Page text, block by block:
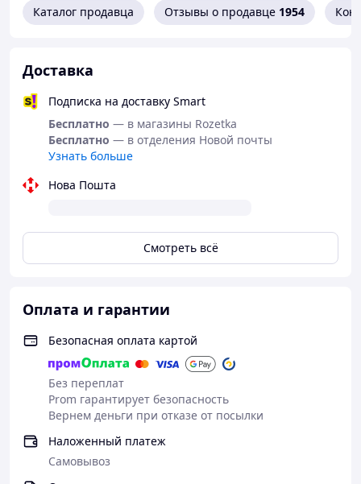
Каталог продавца Отзывы о продавце 1954
Доставка
Подписка на доставку Smart
Бесплатно — в магазины Rozetka
Бесплатно — в отделения Новой почты
Узнать больше
Нова Пошта
Смотреть всё
Оплата и гарантии
Безопасная оплата картой
Без переплат
Prom гарантирует безопасность
Вернем деньги при отказе от посылки
Наложенный платеж
Самовывоз